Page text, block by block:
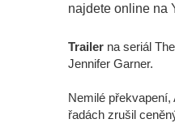
najdete online na
Trailer na seriál
Jennifer Garner.
Nemilé překvapení,
řadách zrušil